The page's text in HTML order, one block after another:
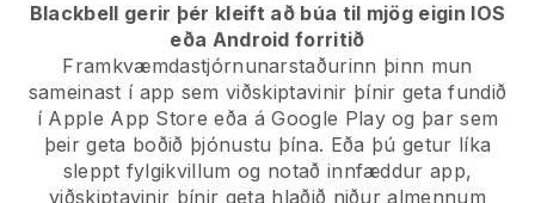
Blackbell gerir þér kleift að búa til mjög eigin IOS
eða Android forritið
Framkvæmdastjórnunarstaðurinn þinn mun
sameinast í app sem viðskiptavinir þínir geta fundið
í Apple App Store eða á Google Play og þar sem
þeir geta boðið þjónustu þína. Eða þú getur líka
sleppt fylgikvillum og notað innfæddur app,
viðskiptavinir þínir geta hlaðið niður almennum